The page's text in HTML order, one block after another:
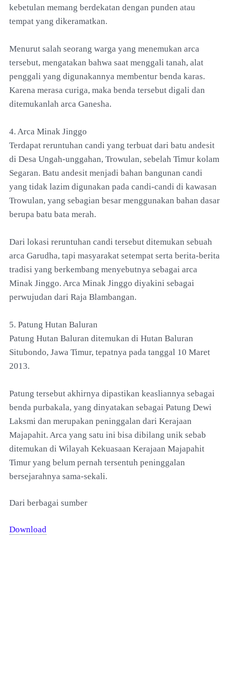
kebetulan memang berdekatan dengan punden atau
tempat yang dikeramatkan.
Menurut salah seorang warga yang menemukan arca
tersebut, mengatakan bahwa saat menggali tanah, alat
penggali yang digunakannya membentur benda karas.
Karena merasa curiga, maka benda tersebut digali dan
ditemukanlah arca Ganesha.
4. Arca Minak Jinggo
Terdapat reruntuhan candi yang terbuat dari batu andesit
di Desa Ungah-unggahan, Trowulan, sebelah Timur kolam
Segaran. Batu andesit menjadi bahan bangunan candi
yang tidak lazim digunakan pada candi-candi di kawasan
Trowulan, yang sebagian besar menggunakan bahan dasar
berupa batu bata merah.
Dari lokasi reruntuhan candi tersebut ditemukan sebuah
arca Garudha, tapi masyarakat setempat serta berita-berita
tradisi yang berkembang menyebutnya sebagai arca
Minak Jinggo. Arca Minak Jinggo diyakini sebagai
perwujudan dari Raja Blambangan.
5. Patung Hutan Baluran
Patung Hutan Baluran ditemukan di Hutan Baluran
Situbondo, Jawa Timur, tepatnya pada tanggal 10 Maret
2013.
Patung tersebut akhirnya dipastikan keasliannya sebagai
benda purbakala, yang dinyatakan sebagai Patung Dewi
Laksmi dan merupakan peninggalan dari Kerajaan
Majapahit. Arca yang satu ini bisa dibilang unik sebab
ditemukan di Wilayah Kekuasaan Kerajaan Majapahit
Timur yang belum pernah tersentuh peninggalan
bersejarahnya sama-sekali.
Dari berbagai sumber
Download